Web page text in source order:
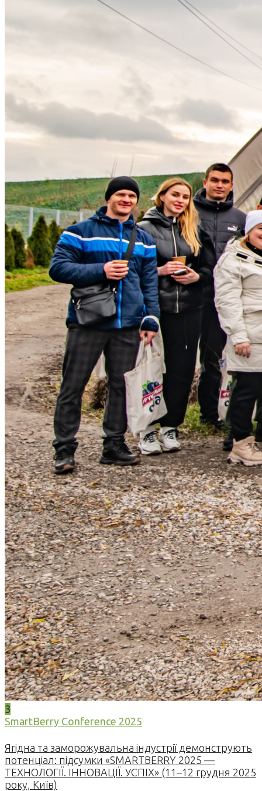
3
SmartBerry Conference 2025
Ягідна та заморожувальна індустрії демонструють
потенціал: підсумки «SMARTBERRY 2025 —
ТЕХНОЛОГІЇ. ІННОВАЦІЇ. УСПІХ» (11–12 грудня 2025
року, Київ)